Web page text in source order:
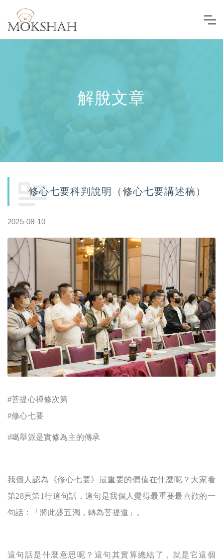
解脫文章
修心七要科判說明（修心七要講述稿）
2025-08-10
#菩提心禪修次第
#修心七要
#噶舉派是實修為主的傳承
我個人認為《修心七要》最重要的價值在什麼呢 ？大家看
第28頁第1行這句話 ，這句是我個人覺得最重要最喜歡的一
句話 ：「 將此盛五濁，轉為菩提道 」。
這句話是什麼意思呢 ？ 這句其實算總結了， 就是它這個